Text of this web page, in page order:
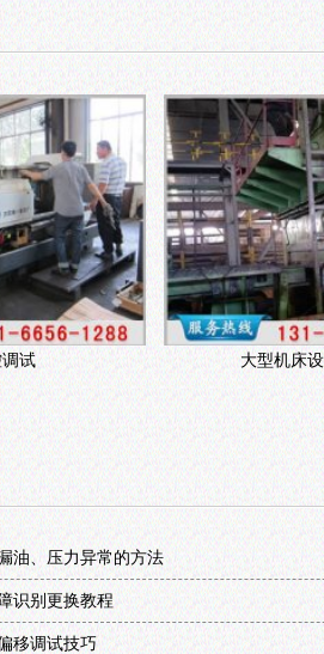
大型机床设备维
油、压力异常的方法
识别更换教程
移调试技巧